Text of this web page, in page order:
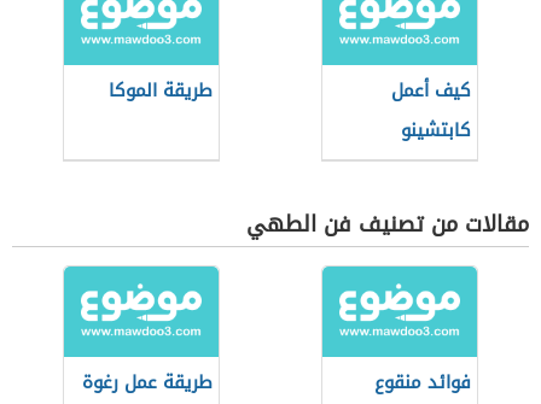
كيف أعمل
كابتشينو
طريقة الموكا
مقالات من تصنيف فن الطهي
فوائد منقوع
طريقة عمل رغوة